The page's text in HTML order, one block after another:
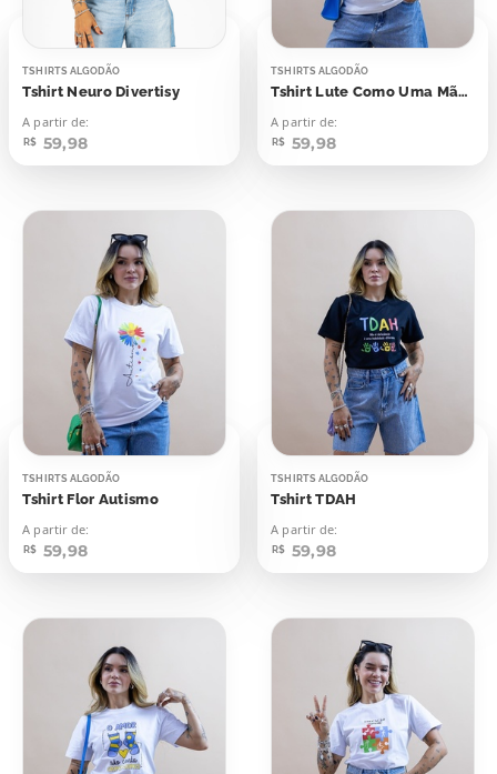
TSHIRTS ALGODÃO
Tshirt Neuro Divertisy
A partir de:
R$ 59,98
TSHIRTS ALGODÃO
Tshirt Lute Como Uma Mãe De Autista
A partir de:
R$ 59,98
TSHIRTS ALGODÃO
Tshirt Flor Autismo
A partir de:
R$ 59,98
TSHIRTS ALGODÃO
Tshirt TDAH
A partir de:
R$ 59,98